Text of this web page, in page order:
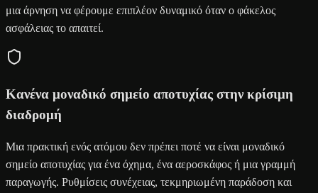
μια άρνηση να φέρουμε επιπλέον δυναμικό όταν ο φάκελος
ασφάλειας το απαιτεί.
Κανένα μοναδικό σημείο αποτυχίας στην κρίσιμη
διαδρομή
Μια πρακτική ενός ατόμου δεν πρέπει ποτέ να είναι μοναδικό
σημείο αποτυχίας για ένα όχημα, ένα αεροσκάφος ή μια γραμμή
παραγωγής. Ρυθμίσεις συνέχειας, τεκμηριωμένη παράδοση και